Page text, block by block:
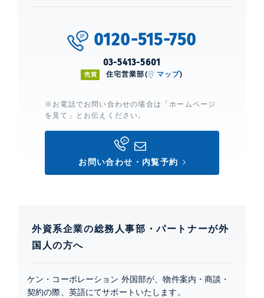
0120-515-750
03-5413-5601
売買 住宅営業部( マップ)
※お電話でお問い合わせの場合は「ホームページ
を見て」とお伝えください。
お問い合わせ・内覧予約
外資系企業の総務人事部・パートナーが外
国人の方へ
ケン・コーポレーション 外国部が、物件案内・商談・
契約の際、英語にてサポートいたします。